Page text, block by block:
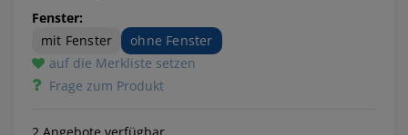
Fenster:
mit Fenster
ohne Fenster
auf die Merkliste setzen
Frage zum Produkt